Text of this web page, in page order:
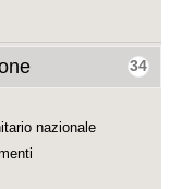
34
nazionale